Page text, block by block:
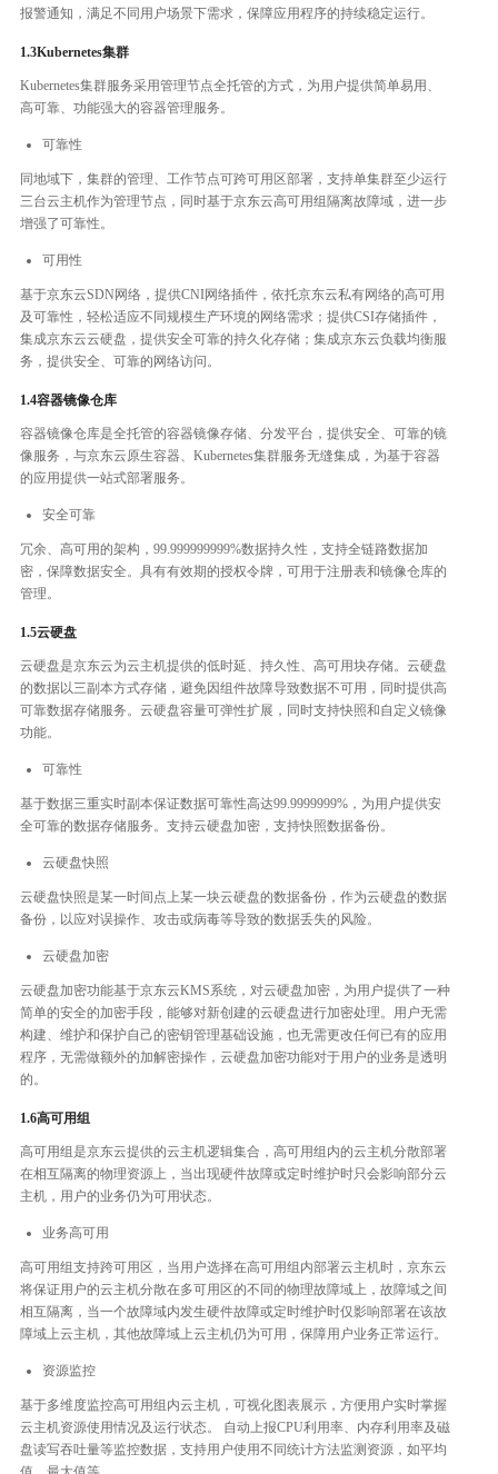
报警通知，满足不同用户场景下需求，保障应用程序的持续稳定运行。
1.3Kubernetes集群
Kubernetes集群服务采用管理节点全托管的方式，为用户提供简单易用、
高可靠、功能强大的容器管理服务。
可靠性
同地域下，集群的管理、工作节点可跨可用区部署，支持单集群至少运行
三台云主机作为管理节点，同时基于京东云高可用组隔离故障域，进一步
增强了可靠性。
可用性
基于京东云SDN网络，提供CNI网络插件，依托京东云私有网络的高可用
及可靠性，轻松适应不同规模生产环境的网络需求；提供CSI存储插件，
集成京东云云硬盘，提供安全可靠的持久化存储；集成京东云负载均衡服
务，提供安全、可靠的网络访问。
1.4容器镜像仓库
容器镜像仓库是全托管的容器镜像存储、分发平台，提供安全、可靠的镜
像服务，与京东云原生容器、Kubernetes集群服务无缝集成，为基于容器
的应用提供一站式部署服务。
安全可靠
冗余、高可用的架构，99.999999999%数据持久性，支持全链路数据加
密，保障数据安全。具有有效期的授权令牌，可用于注册表和镜像仓库的
管理。
1.5云硬盘
云硬盘是京东云为云主机提供的低时延、持久性、高可用块存储。云硬盘
的数据以三副本方式存储，避免因组件故障导致数据不可用，同时提供高
可靠数据存储服务。云硬盘容量可弹性扩展，同时支持快照和自定义镜像
功能。
可靠性
基于数据三重实时副本保证数据可靠性高达99.9999999%，为用户提供安
全可靠的数据存储服务。支持云硬盘加密，支持快照数据备份。
云硬盘快照
云硬盘快照是某一时间点上某一块云硬盘的数据备份，作为云硬盘的数据
备份，以应对误操作、攻击或病毒等导致的数据丢失的风险。
云硬盘加密
云硬盘加密功能基于京东云KMS系统，对云硬盘加密，为用户提供了一种
简单的安全的加密手段，能够对新创建的云硬盘进行加密处理。用户无需
构建、维护和保护自己的密钥管理基础设施，也无需更改任何已有的应用
程序，无需做额外的加解密操作，云硬盘加密功能对于用户的业务是透明
的。
1.6高可用组
高可用组是京东云提供的云主机逻辑集合，高可用组内的云主机分散部署
在相互隔离的物理资源上，当出现硬件故障或定时维护时只会影响部分云
主机，用户的业务仍为可用状态。
业务高可用
高可用组支持跨可用区，当用户选择在高可用组内部署云主机时，京东云
将保证用户的云主机分散在多可用区的不同的物理故障域上，故障域之间
相互隔离，当一个故障域内发生硬件故障或定时维护时仅影响部署在该故
障域上云主机，其他故障域上云主机仍为可用，保障用户业务正常运行。
资源监控
基于多维度监控高可用组内云主机，可视化图表展示，方便用户实时掌握
云主机资源使用情况及运行状态。 自动上报CPU利用率、内存利用率及磁
盘读写吞吐量等监控数据，支持用户使用不同统计方法监测资源，如平均